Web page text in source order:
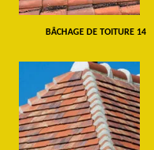
BÂCHAGE DE TOITURE 14